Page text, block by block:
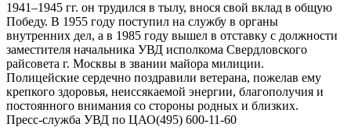
1941–1945 гг. он трудился в тылу, внося свой вклад в общую
Победу. В 1955 году поступил на службу в органы
внутренних дел, а в 1985 году вышел в отставку с должности
заместителя начальника УВД исполкома Свердловского
райсовета г. Москвы в звании майора милиции.
Полицейские сердечно поздравили ветерана, пожелав ему
крепкого здоровья, неиссякаемой энергии, благополучия и
постоянного внимания со стороны родных и близких.
Пресс-служба УВД по ЦАО(495) 600-11-60